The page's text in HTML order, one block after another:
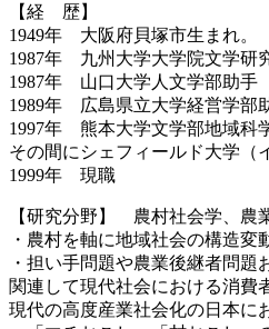
【経 歴】
1949年 大阪府貝塚市生まれ。
1987年 九州大学大学院文学研
1987年 山口大学人文学部助手
1989年 広島県立大学経営学部
1997年 熊本大学文学部地域科
その間にシェフィールド大学（
1999年 現職
【研究分野】 農村社会学、農
・農村を軸に地域社会の構造
・担い手問題や農業後継者問
関連して現代社会における消費
現代の高度産業社会化の日本に